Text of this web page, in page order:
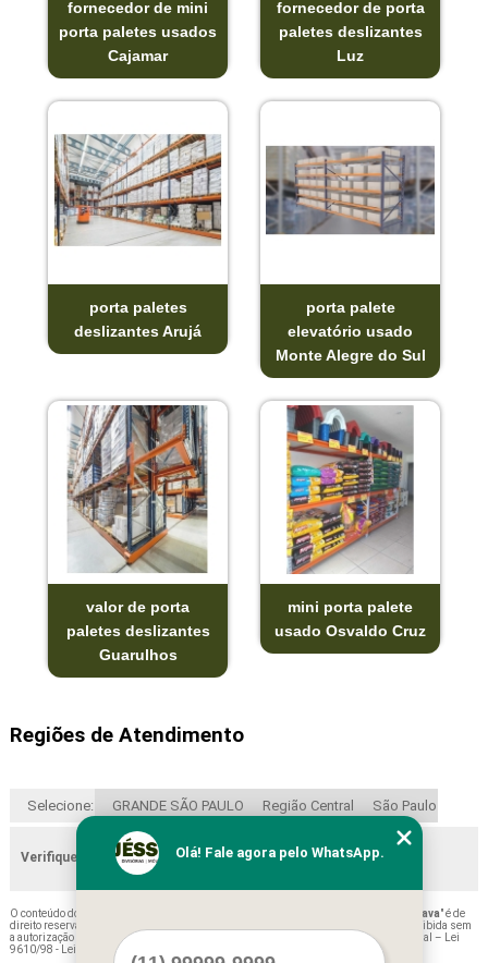
fornecedor de mini
porta paletes usados
Cajamar
fornecedor de porta
paletes deslizantes
Luz
porta paletes
deslizantes Arujá
porta palete
elevatório usado
Monte Alegre do Sul
valor de porta
paletes deslizantes
Guarulhos
mini porta palete
usado Osvaldo Cruz
Regiões de Atendimento
Selecione: GRANDE SÃO PAULO Região Central São Paulo
Verifique as regiões que atendemos
O conteúdo do texto " Fornecedor de Porta Paletes Convencional Usado Igarapava" é de
direito reservado. Sua reprodução, parcial ou total, mesmo citando nossos links, é proibida sem
a autorização do autor. Crime de violação de direito autoral – artigo 184 do Código Penal –
Lei
9610/98 - Lei de direitos autorais
Olá! Fale agora pelo WhatsApp.